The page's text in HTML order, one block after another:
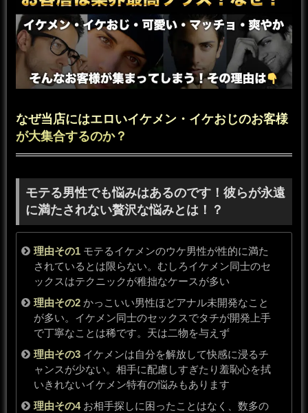
なぜ当店にはエロいイケメン・イケおじのお客様
が大集合するのか？
モテる男性でも悩みはあるのです！彼らが永遠
に満たされない贅沢な悩みとは！？
理由その1 モテるイケメンのウケ男性が性的に満た
されているとは限らない。むしろイケメン同士のセ
ックスはテクニックが稚拙なケースが多い
理由その2 かっこいい男性ほどアナル未開発なこと
が多い。イケメン同士のセックスでタチが開発上手
で丁寧なことは稀です。天は二物を与えず
理由その3 イケメンは自分を解放して快感に浸るチ
ャンスが少ない。相手に配慮しすぎたり羞恥心を拭
いきれないイケメン特有の悩みもあります
理由その4お相手探しに困ったことはなく、数多の